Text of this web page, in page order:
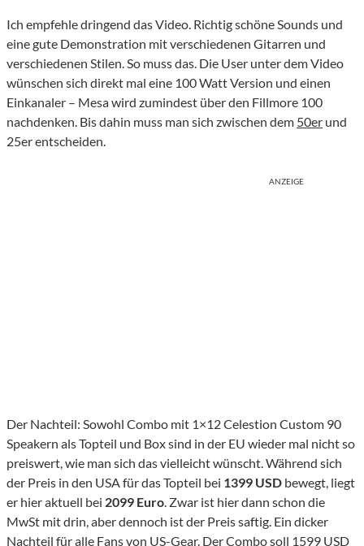
Ich empfehle dringend das Video. Richtig schöne Sounds und
eine gute Demonstration mit verschiedenen Gitarren und
verschiedenen Stilen. So muss das. Die User unter dem Video
wünschen sich direkt mal eine 100 Watt Version und einen
Einkanaler – Mesa wird zumindest über den Fillmore 100
nachdenken. Bis dahin muss man sich zwischen dem 50er und
25er entscheiden.
ANZEIGE
Der Nachteil: Sowohl Combo mit 1×12 Celestion Custom 90
Speakern als Topteil und Box sind in der EU wieder mal nicht so
preiswert, wie man sich das vielleicht wünscht. Während sich
der Preis in den USA für das Topteil bei 1399 USD bewegt, liegt
er hier aktuell bei 2099 Euro. Zwar ist hier dann schon die
MwSt mit drin, aber dennoch ist der Preis saftig. Ein dicker
Nachteil für alle Fans von US-Gear. Der Combo soll 1599 USD